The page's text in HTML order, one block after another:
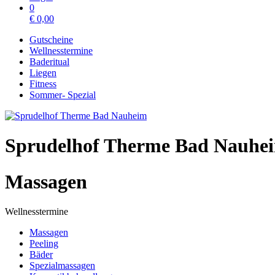
0
€ 0,00
Gutscheine
Wellnesstermine
Baderitual
Liegen
Fitness
Sommer- Spezial
Sprudelhof Therme Bad
Massagen
Wellnesstermine
Massagen
Peeling
Bäder
Spezialmassagen